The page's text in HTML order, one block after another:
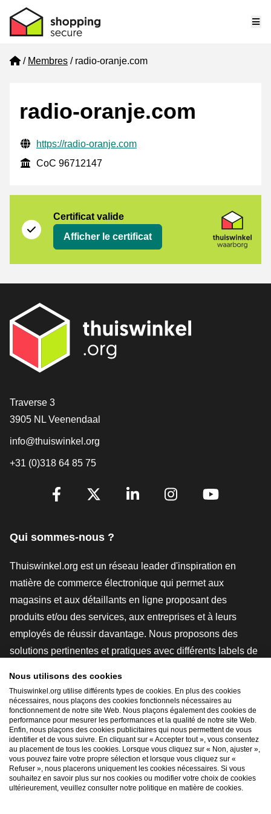
Home
Membres radio-oranje.com
radio-oranje.com
Informations de contact vérifiées
Website URL
https://radio-oranje.com
CoC
CoC 96712147
Certificat valide
Afficher le certificat
[_General:Contact]
Traverse 3
3905 NL Veenendaal
info@thuiswinkel.org
+31 (0)318 64 85 75
[_General:SocialMediaTitle]
Qui sommes-nous ?
Thuiswinkel.org est un réseau leader d'inspiration en
matière de commerce électronique qui permet aux
magasins et aux détaillants en ligne proposant des
produits et/ou des services, aux entreprises et à leurs
employés de réussir davantage. Nous proposons des
solutions pertinentes et pratiques avec différents labels de
études de marché, et nous disposons de notre propre
plateforme d'enseignement, la Thuiswinkel e-Academy.
Naviguer rapidement
Nous utilisons des cookies
Thuiswinkel.org utilise différents types de cookies. En plus des cookies
nécessaires, nous plaçons des cookies fonctionnels nécessaires au
fonctionnement de notre site Web. Nous plaçons également des cookies de
performance pour mesurer les performances et la qualité de notre site Web.
Enfin, nous plaçons des cookies publicitaires qui nous permettent de vous
identifier et de vous suivre. En cliquant sur « Accepter tout », vous consentez
au placement de tous les cookies. Lorsque vous cliquez sur « Non, ajuster »,
vous pouvez faire votre propre sélection et lorsque vous cliquez sur «
Refuser », nous placerons uniquement les cookies nécessaires. Si vous
souhaitez en savoir plus sur nos cookies ou modifier votre choix de cookies
ultérieurement, veuillez consulter notre politique en matière de cookies.